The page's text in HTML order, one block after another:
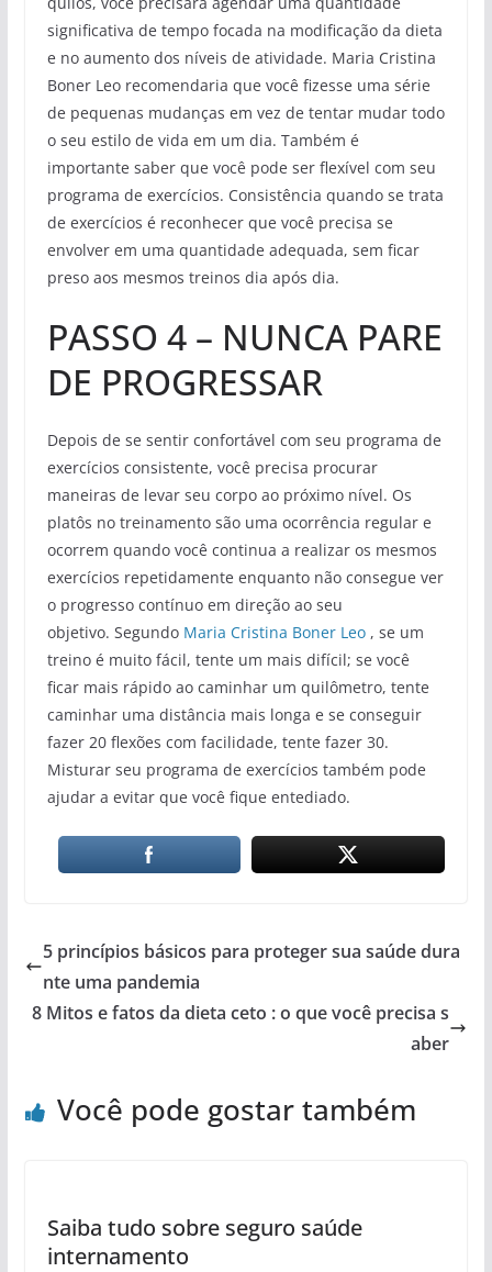
significativa de tempo focada na modificação da dieta
e no aumento dos níveis de atividade. Maria Cristina
Boner Leo recomendaria que você fizesse uma série
de pequenas mudanças em vez de tentar mudar todo
o seu estilo de vida em um dia. Também é
importante saber que você pode ser flexível com seu
programa de exercícios. Consistência quando se trata
de exercícios é reconhecer que você precisa se
envolver em uma quantidade adequada, sem ficar
preso aos mesmos treinos dia após dia.
PASSO 4 – NUNCA PARE
DE PROGRESSAR
Depois de se sentir confortável com seu programa de
exercícios consistente, você precisa procurar
maneiras de levar seu corpo ao próximo nível. Os
platôs no treinamento são uma ocorrência regular e
ocorrem quando você continua a realizar os mesmos
exercícios repetidamente enquanto não consegue ver
o progresso contínuo em direção ao seu
objetivo. Segundo Maria Cristina Boner Leo, se um
treino é muito fácil, tente um mais difícil; se você
ficar mais rápido ao caminhar um quilômetro, tente
caminhar uma distância mais longa e se conseguir
fazer 20 flexões com facilidade, tente fazer 30.
Misturar seu programa de exercícios também pode
ajudar a evitar que você fique entediado.
5 princípios básicos para proteger sua saúde dura
nte uma pandemia
8 Mitos e fatos da dieta ceto : o que você precisa s
aber
Você pode gostar também
Saiba tudo sobre seguro saúde
internamento